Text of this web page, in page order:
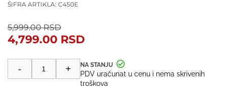
ŠIFRA ARTIKLA: C450E
5,999.00RSD
Originalna
cena
bila:
5,999.00 RSD.
4,799.00 RSD
Trenutna
cena
4,799.00 RSD.
-
kosu
+
PDV uračunat u cenu i nema skrivenih
troškova